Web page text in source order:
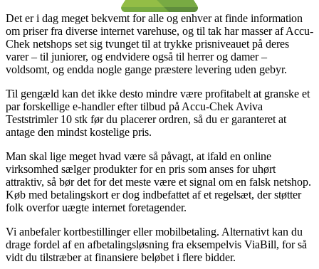
Det er i dag meget bekvemt for alle og enhver at finde information
om priser fra diverse internet varehuse, og til tak har masser af Accu-
Chek netshops set sig tvunget til at trykke prisniveauet på deres
varer – til juniorer, og endvidere også til herrer og damer –
voldsomt, og endda nogle gange præstere levering uden gebyr.
Til gengæld kan det ikke desto mindre være profitabelt at granske et
par forskellige e-handler efter tilbud på Accu-Chek Aviva
Teststrimler 10 stk før du placerer ordren, så du er garanteret at
antage den mindst kostelige pris.
Man skal lige meget hvad være så påvagt, at ifald en online
virksomhed sælger produkter for en pris som anses for uhørt
attraktiv, så bør det for det meste være et signal om en falsk netshop.
Køb med betalingskort er dog indbefattet af et regelsæt, der støtter
folk overfor uægte internet foretagender.
Vi anbefaler kortbestillinger eller mobilbetaling. Alternativt kan du
drage fordel af en afbetalingsløsning fra eksempelvis ViaBill, for så
vidt du tilstræber at finansiere beløbet i flere bidder.